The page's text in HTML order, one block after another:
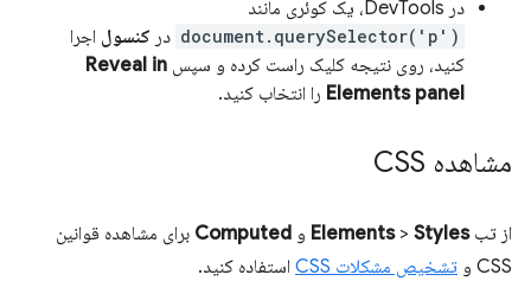
در DevTools، یک کوئری مانند
document.querySelector('p') در کنسول اجرا
کنید، روی نتیجه کلیک راست کرده و سپس Reveal in
Elements panel را انتخاب کنید.
مشاهده CSS
از تب Elements> Styles و Computed برای مشاهده قوانین
CSS و
تشخیص مشکلات CSS استفاده کنید.